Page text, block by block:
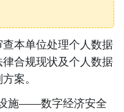
本单位处理个人数据
合规现状及个人数据
案。
施——数字经济安全